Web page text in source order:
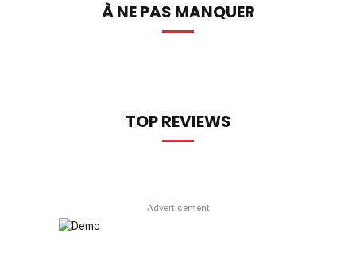
À NE PAS MANQUER
TOP REVIEWS
Advertisement